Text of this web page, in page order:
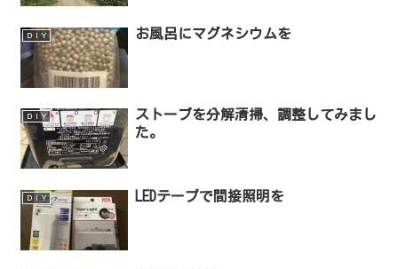
ＤＩＹ お風呂にマグネシウムを
ＤＩＹ
ストーブを分解清掃、調整してみまし
た。
ＤＩＹ LEDテープで間接照明を